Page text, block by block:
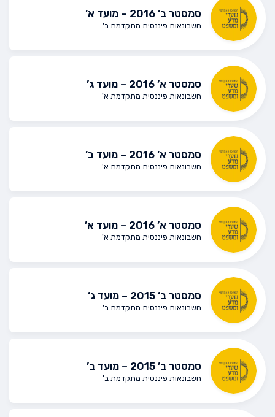
סמסטר ב’ 2016 – מועד א’
חשבונאות פיננסית מתקדמת ב'
סמסטר א’ 2016 – מועד ג’
חשבונאות פיננסית מתקדמת א'
סמסטר א’ 2016 – מועד ב’
חשבונאות פיננסית מתקדמת א'
סמסטר א’ 2016 – מועד א’
חשבונאות פיננסית מתקדמת א'
סמסטר ב’ 2015 – מועד ג’
חשבונאות פיננסית מתקדמת ב'
סמסטר ב’ 2015 – מועד ב’
חשבונאות פיננסית מתקדמת ב'